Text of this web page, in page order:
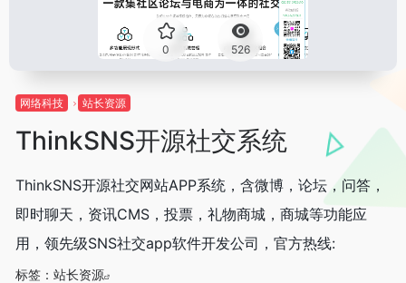
0 526
网络科技 站长资源
ThinkSNS开源社交系统
ThinkSNS开源社交网站APP系统，含微博，论坛，问答，
即时聊天，资讯CMS，投票，礼物商城，商城等功能应
用，领先级SNS社交app软件开发公司，官方热线:
标签： 站长资源